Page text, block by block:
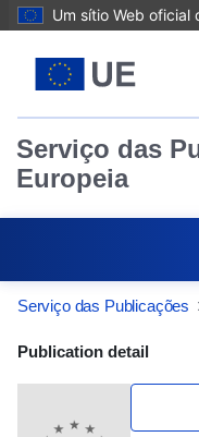
Um sítio Web oficial
Serviço das
Europeia
Serviço das Publicações
Publication
Publication detail